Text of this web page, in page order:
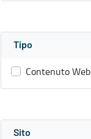
Tipo
Contenuto Web
Sito